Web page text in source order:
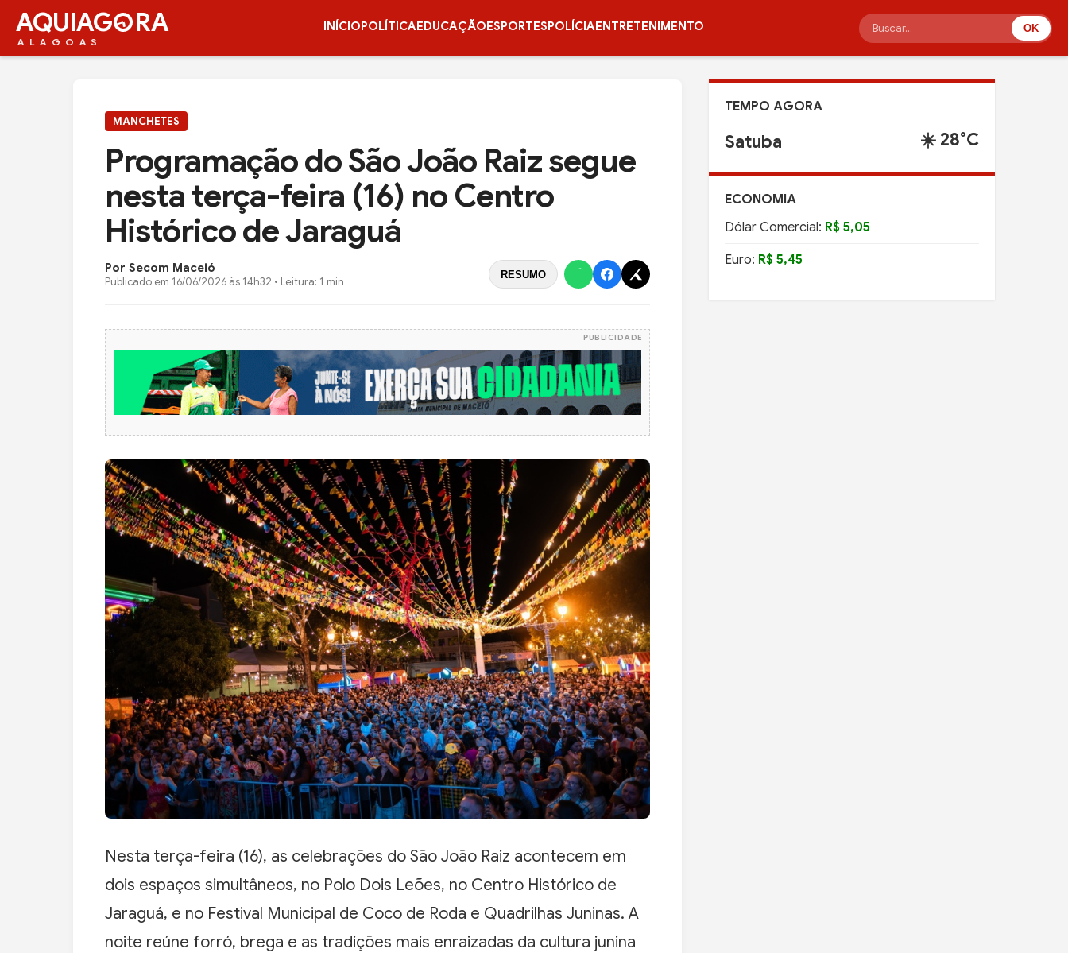
AQUIAG RA
ALAGOAS
INÍCIOPOLÍTICAEDUCAÇÃOESPORTESPOLÍCIAENTRETENIMENTO OK
MANCHETES
Programação do São João Raiz segue
nesta terça-feira (16) no Centro
Histórico de Jaraguá
Por Secom Maceió
Publicado em 16/06/2026 às 14h32 • Leitura: 1 min
RESUMO
PUBLICIDADE
Nesta terça-feira (16), as celebrações do São João Raiz acontecem em
dois espaços simultâneos, no Polo Dois Leões, no Centro Histórico de
Jaraguá, e no Festival Municipal de Coco de Roda e Quadrilhas Juninas. A
noite reúne forró, brega e as tradições mais enraizadas da cultura junina
TEMPO AGORA
Satuba ☀️ 28°C
ECONOMIA
Dólar Comercial: R$ 5,05
Euro: R$ 5,45